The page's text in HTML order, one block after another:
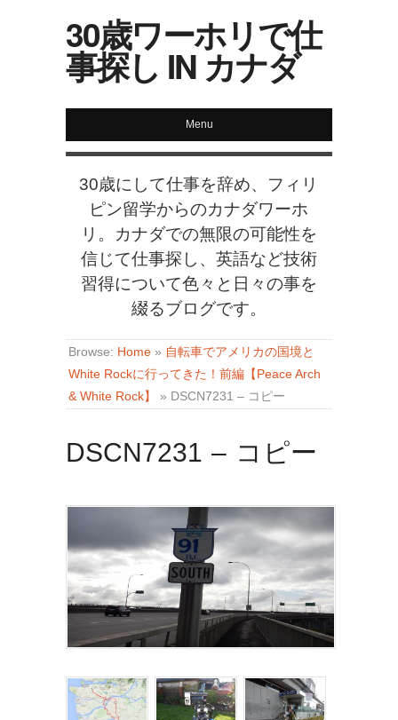
30歳ワーホリで仕
事探し IN カナダ
Menu
30歳にして仕事を辞め、フィリ
ピン留学からのカナダワーホ
リ。カナダでの無限の可能性を
信じて仕事探し、英語など技術
習得について色々と日々の事を
綴るブログです。
Browse: Home » 自転車でアメリカの国境と
White Rockに行ってきた！前編【Peace Arch
& White Rock】
» DSCN7231 – コピー
DSCN7231 – コピー